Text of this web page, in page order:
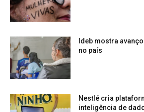
Ideb mostra
no país
Nestlé cria
inteligência de